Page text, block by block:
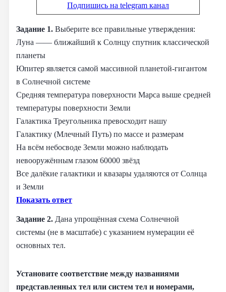
Подпишись на telegram канал
Задание 1. Выберите все правильные утверждения:
Луна —— ближайший к Солнцу спутник классической
планеты
Юпитер является самой массивной планетой‑гигантом
в Солнечной системе
Средняя температура поверхности Марса выше средней
температуры поверхности Земли
Галактика Треугольника превосходит нашу
Галактику (Млечный Путь) по массе и размерам
На всём небосводе Земли можно наблюдать
невооружённым глазом 60000 звёзд
Все далёкие галактики и квазары удаляются от Солнца
и Земли
Показать ответ
Задание 2. Дана упрощённая схема Солнечной
системы (не в масштабе) с указанием нумерации её
основных тел.
Установите соответствие между названиями
представленных тел или систем тел и номерами,